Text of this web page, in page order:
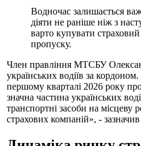
Водночас залишається
діяти не раніше ніж з
варто купувати
пропуску.
Член правління МТСБУ
українських водіїв за
першому кварталі 2026 року
значна частина українських
транспортні засоби на місцеву
страхових компаній», - зазначив